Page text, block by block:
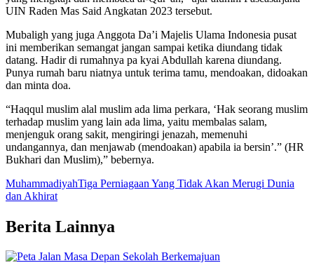
UIN Raden Mas Said Angkatan 2023 tersebut.
Mubaligh yang juga Anggota Da’i Majelis Ulama Indonesia pusat
ini memberikan semangat jangan sampai ketika diundang tidak
datang. Hadir di rumahnya pa kyai Abdullah karena diundang.
Punya rumah baru niatnya untuk terima tamu, mendoakan, didoakan
dan minta doa.
“Haqqul muslim alal muslim ada lima perkara, ‘Hak seorang muslim
terhadap muslim yang lain ada lima, yaitu membalas salam,
menjenguk orang sakit, mengiringi jenazah, memenuhi
undangannya, dan menjawab (mendoakan) apabila ia bersin’.” (HR
Bukhari dan Muslim),” bebernya.
MuhammadiyahTiga Perniagaan Yang Tidak Akan Merugi Dunia
dan Akhirat
Berita Lainnya